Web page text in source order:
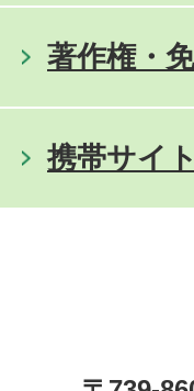
著作権・
携帯サイト